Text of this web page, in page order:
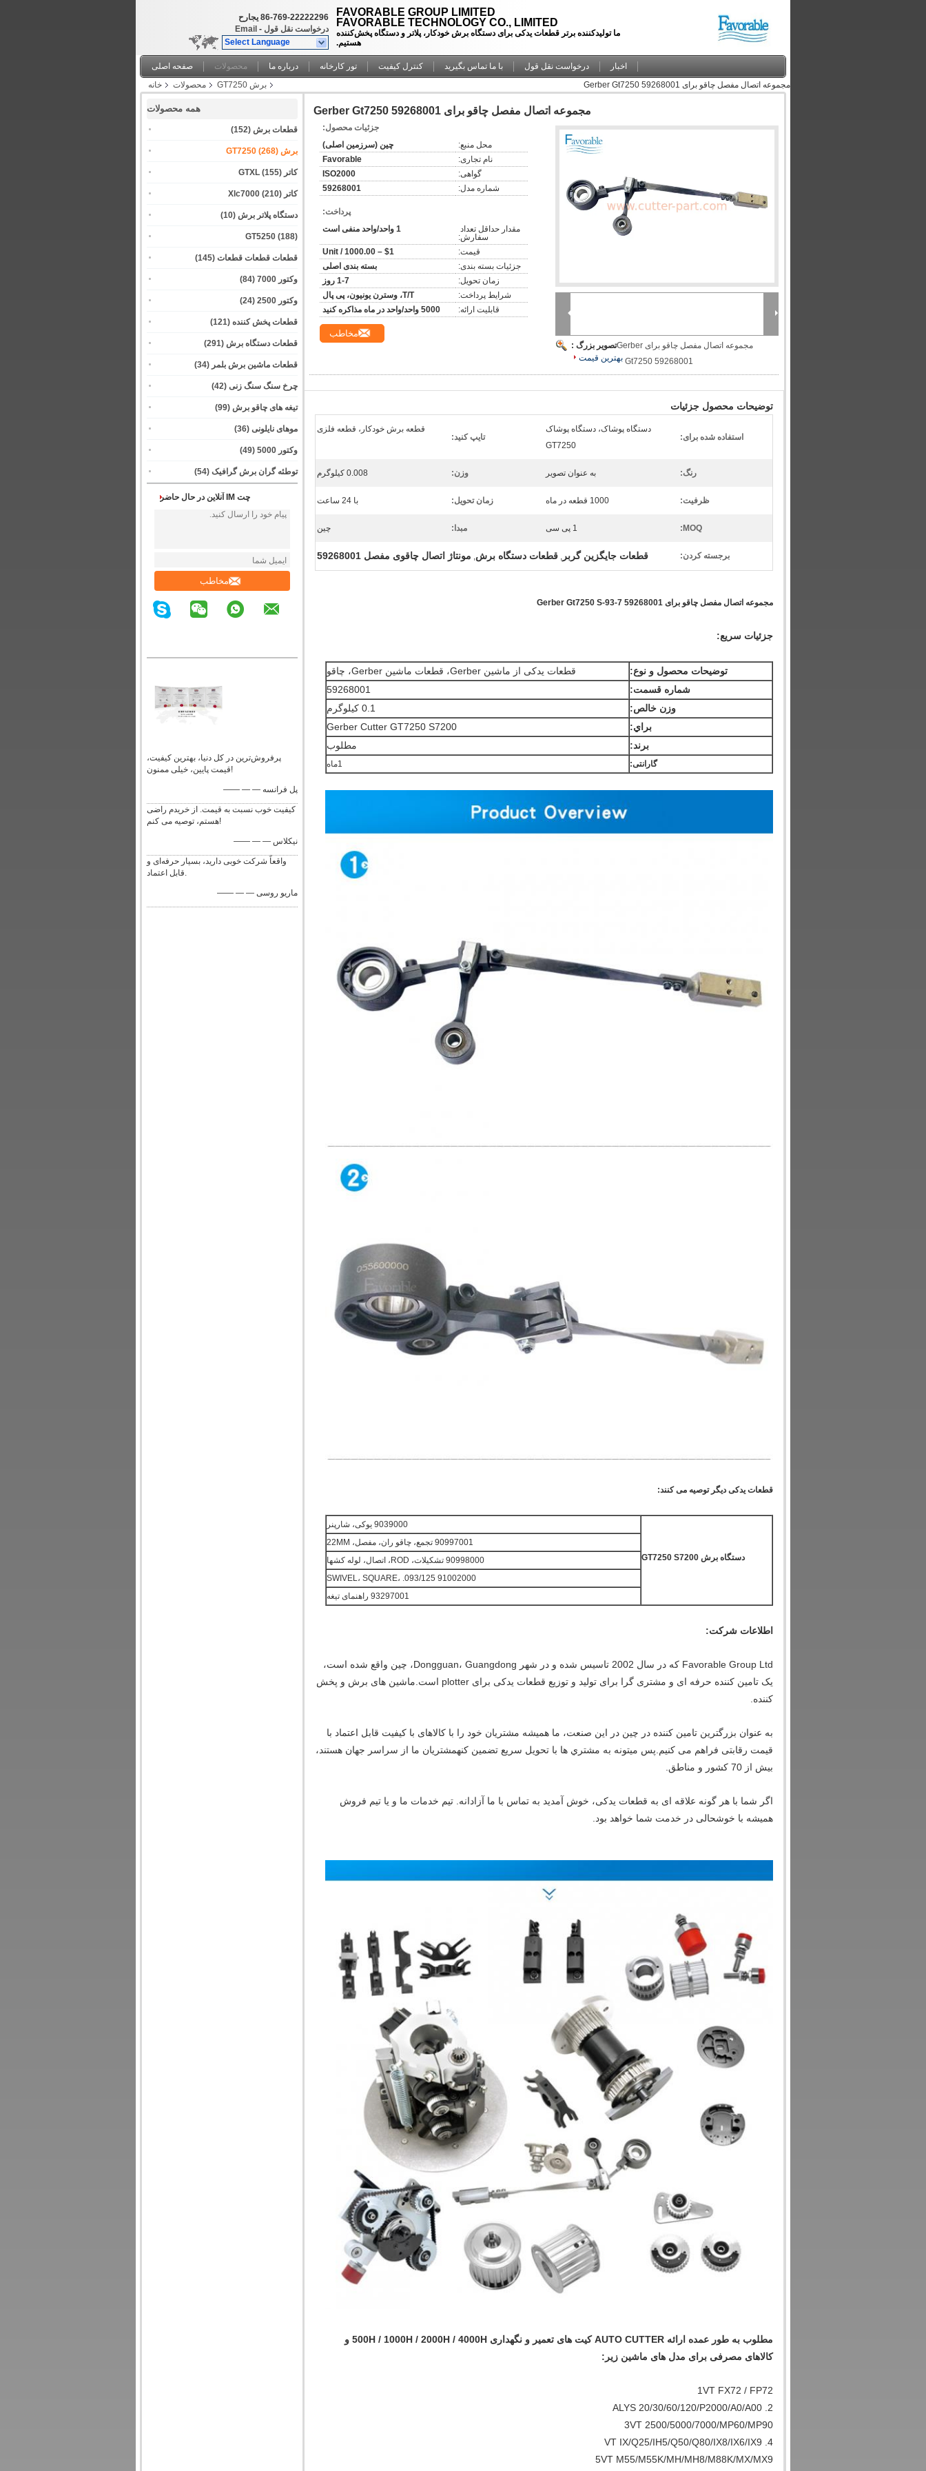
FAVORABLE GROUP LIMITED
FAVORABLE TECHNOLOGY CO., LIMITED
ما تولیدکننده برتر قطعات یدکی برای دستگاه برش خودکار، پلاتر و دستگاه پخش‌کننده
هستیم.
حراجی 86-769-22222296
درخواست نقل قول -
Email
Select Language
صفحه اصلی محصولات درباره ما تور کارخانه کنترل کیفیت با ما تماس بگیرید درخواست نقل قول
اخبار
خانه
محصولات برش GT7250 مجموعه اتصال مفصل چاقو برای Gerber Gt7250 59268001
همه محصولات
قطعات برش (152)
برش GT7250 (268)
کاتر GTXL (155)
کاتر Xlc7000 (210)
دستگاه پلاتر برش (10)
GT5250 (188)
قطعات قطعات قطعات (145)
وکتور 7000 (84)
وکتور 2500 (24)
قطعات پخش کننده (121)
قطعات دستگاه برش (291)
قطعات ماشین برش بلمر (34)
چرخ سنگ سنگ زنی (42)
تیغه های چاقو برش (99)
موهای نایلونی (36)
وکتور 5000 (49)
توطئه گران برش گرافیک (54)
چت IM آنلاین در حال حاضر
مخاطب
پرفروش‌ترین در کل دنیا، بهترین کیفیت،
قیمت پایین، خیلی ممنون!
—— — — پل فرانسه
کیفیت خوب نسبت به قیمت. از خریدم راضی
هستم، توصیه می کنم!
—— — — نیکلاس
واقعاً شرکت خوبی دارید، بسیار حرفه‌ای و
قابل اعتماد.
—— — — ماریو روسی
مجموعه اتصال مفصل چاقو برای Gerber Gt7250 59268001
تصویر بزرگ :مجموعه اتصال مفصل چاقو برای Gerber
Gt7250 59268001 بهترین قیمت
جزئیات محصول:
محل منبع:
چین (سرزمین اصلی)
نام تجاری:
Favorable
گواهی:
ISO2000
شماره مدل:
59268001
پرداخت:
سفارش:
1 واحد/واحد منفی است
قیمت:
$1 – 1000.00 / Unit
جزئیات بسته بندی:
بسته بندی اصلی
زمان تحویل:
1-7 روز
شرایط پرداخت:
T/T، وسترن یونیون، پی پال
قابلیت ارائه:
5000 واحد/واحد در ماه مذاکره کنید
مخاطب
توضیحات محصول جزئیات
استفاده شده برای:
دستگاه پوشاک، دستگاه پوشاک
GT7250
تایپ کنید:
قطعه برش خودکار، قطعه فلزی
رنگ: به عنوان تصویر وزن: 0.008 کیلوگرم
ظرفیت: 1000 قطعه در ماه زمان تحویل: با 24 ساعت
MOQ: 1 پی سی مبدا: چین
برجسته کردن: قطعات جایگزین گربر , قطعات دستگاه برش, مونتاژ اتصال چاقوی مفصل 59268001
مجموعه اتصال مفصل چاقو برای Gerber Gt7250 S-93-7 59268001
جزئیات سریع:
توضیحات محصول و نوع:
قطعات یدکی از ماشین Gerber، قطعات ماشین Gerber، چاقو
شماره قسمت:
59268001
وزن خالص:
0.1 کیلوگرم
براي:
Gerber Cutter GT7250 S7200
برند:
مطلوب
گارانتی: 1ماه
قطعات یدکی دیگر توصیه می کنند:
دستگاه برش GT7250 S7200
9039000 یوکی، شارپنر
90997001 تجمع، چاقو ران، مفصل، 22MM
90998000 تشکيلات، ROD، اتصال، لوله کشها
91002000 SWIVEL، SQUARE، .093/125
93297001 راهنمای تیغه
اطلاعات شرکت:
Favorable Group Ltd که در سال 2002 تاسیس شده و در شهر Dongguan، Guangdong، چین واقع شده است،
یک تامین کننده حرفه ای و مشتری گرا برای تولید و توزیع قطعات یدکی برای plotter است.ماشین های برش و پخش
کننده.
به عنوان بزرگترین تامین کننده در چین در این صنعت، ما همیشه مشتریان خود را با کالاهای با کیفیت قابل اعتماد با
قیمت رقابتی فراهم می کنیم.پس ميتونه به مشتري ها با تحویل سريع تضمين کنهمشتریان ما از سراسر جهان هستند،
بیش از 70 کشور و مناطق.
اگر شما با هر گونه علاقه ای به قطعات یدکی، خوش آمدید به تماس با ما آزادانه. تیم خدمات ما و یا تیم فروش
همیشه با خوشحالی در خدمت شما خواهد بود.
مطلوب به طور عمده ارائه AUTO CUTTER کیت های تعمیر و نگهداری 500H / 1000H / 2000H / 4000H و
کالاهای مصرفی برای مدل های ماشین زیر:
1VT FX72 / FP72
2. ALYS 20/30/60/120/P2000/A0/A00
3VT 2500/5000/7000/MP60/MP90
4. VT IX/Q25/IH5/Q50/Q80/IX8/IX6/IX9
5VT M55/M55K/MH/MH8/M88K/MX/MX9